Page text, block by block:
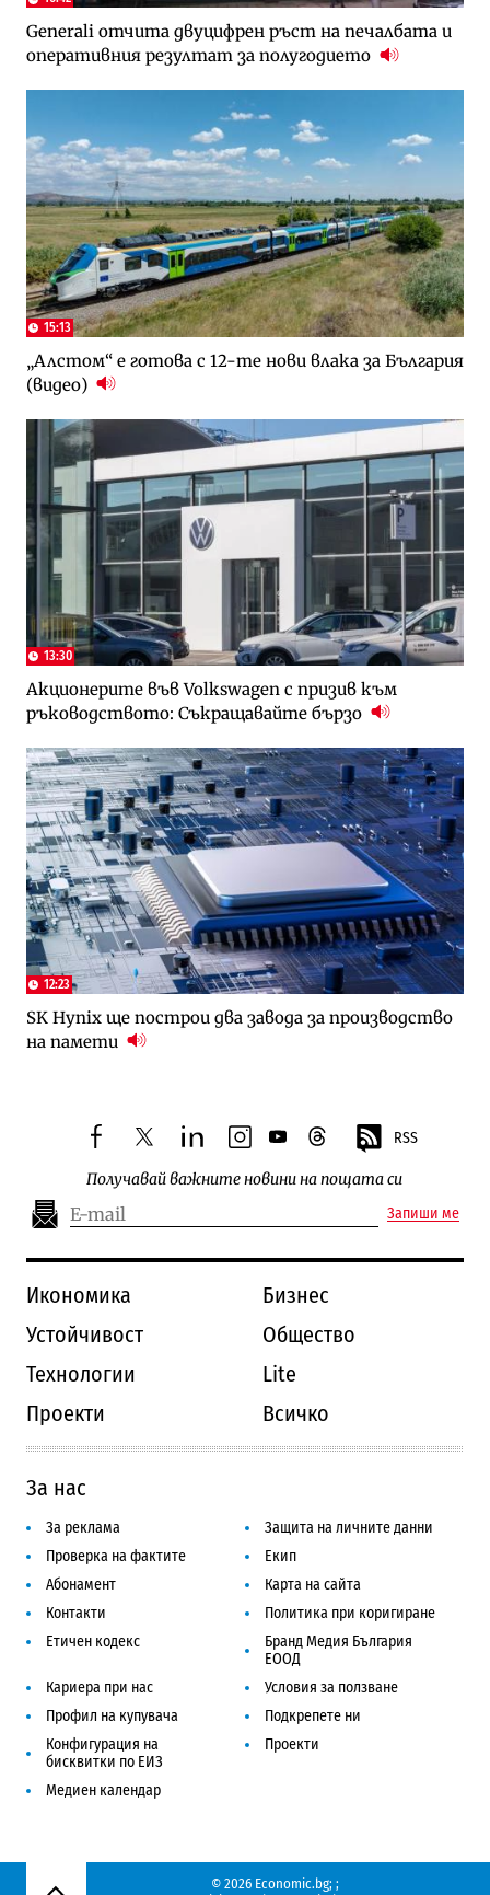
Generali отчита двуцифрен ръст на печалбата и
оперативния резултат за полугодието
15:13
„Алстом“ е готова с 12-те нови влака за България
(видео)
13:30
Акционерите във Volkswagen с призив към
ръководството: Съкращавайте бързо
12:23
SK Hynix ще построи два завода за производство
на памети
facebooktwitterlinkedininstagram
youtubethreads RSS
Получавай важните новини на пощата си
Запиши ме
Икономика
Бизнес
Устойчивост
Общество
Технологии
Lite
Проекти
Всичко
За нас
За реклама
Защита на личните данни
Проверка на фактите
Екип
Абонамент
Карта на сайта
Контакти
Политика при коригиране
Етичен кодекс
Бранд Медия България
ЕООД
Кариера при нас
Условия за ползване
Профил на купувача
Подкрепете ни
Конфигурация на
бисквитки по ЕИЗ
Проекти
Медиен календар
© 2026 Economic.bg; ;